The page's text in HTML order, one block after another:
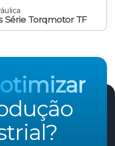
Série Torqmotor TF
otimizar